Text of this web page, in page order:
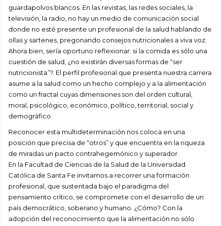
guardapolvos blancos. En las revistas, las redes sociales, la
televisión, la radio, no hay un medio de comunicación social
donde no esté presente un profesional de la salud hablando de
ollas y sartenes, pregonando consejos nutricionales a viva voz.
Ahora bien, sería oportuno reflexionar: si la comida es sólo una
cuestión de salud, ¿no existirán diversas formas de “ser
nutricionista”?. El perfil profesional que presenta nuestra carrera
asume a la salud como un hecho complejo y a la alimentación
como un fractal cuyas dimensiones son del orden cultural,
moral, psicológico, económico, político, territorial, social y
demográfico.
Reconocer esta multideterminación nos coloca en una
posición que precisa de “otros” y que encuentra en la riqueza
de miradas un pacto contrahegemónico y superador.
En la Facultad de Ciencias de la Salud de la Universidad
Católica de Santa Fe invitamos a recorrer una formación
profesional, que sustentada bajo el paradigma del
pensamiento crítico, se compromete con el desarrollo de un
país democrático, soberano y humano. ¿Cómo? Con la
adopción del reconocimiento que la alimentación no sólo